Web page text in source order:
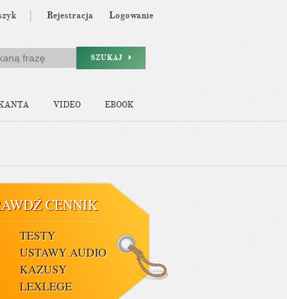
Rejestracja Logowanie
SZUKAJ
VIDEO EBOOK
CENNIK
TESTY
USTAWY AUDIO
KAZUSY
LEXLEGE